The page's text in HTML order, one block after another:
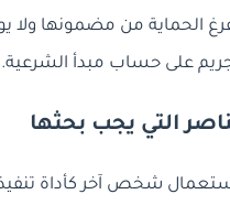
الحماية من مضمونها ولا
على حساب مبدأ الشرعية.
التي يجب بحثها
شخص آخر كأداة